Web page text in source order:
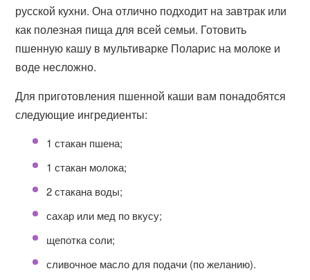
русской кухни. Она отлично подходит на завтрак или
как полезная пища для всей семьи. Готовить
пшенную кашу в мультиварке Поларис на молоке и
воде несложно.
Для приготовления пшенной каши вам понадобятся
следующие ингредиенты:
1 стакан пшена;
1 стакан молока;
2 стакана воды;
сахар или мед по вкусу;
щепотка соли;
сливочное масло для подачи (по желанию).